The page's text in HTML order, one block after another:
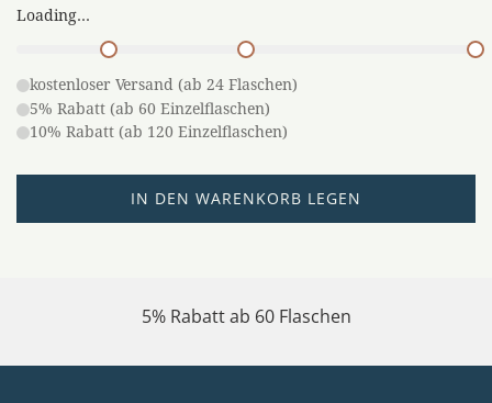
Loading...
kostenloser Versand (ab 24 Flaschen)
5% Rabatt (ab 60 Einzelflaschen)
10% Rabatt (ab 120 Einzelflaschen)
L
A
.
IN DEN WARENKORB LEGEN
5% Rabatt ab 60 Flaschen